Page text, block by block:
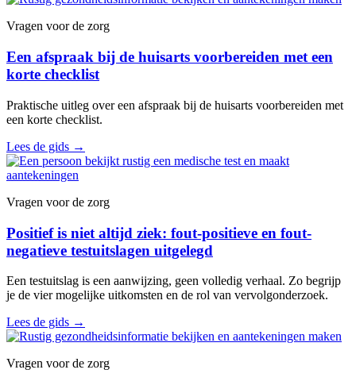
Vragen voor de zorg
Een afspraak bij de huisarts voorbereiden met een
korte checklist
Praktische uitleg over een afspraak bij de huisarts voorbereiden met
een korte checklist.
Lees de gids →
Vragen voor de zorg
Positief is niet altijd ziek: fout-positieve en fout-
negatieve testuitslagen uitgelegd
Een testuitslag is een aanwijzing, geen volledig verhaal. Zo begrijp
je de vier mogelijke uitkomsten en de rol van vervolgonderzoek.
Lees de gids →
Vragen voor de zorg